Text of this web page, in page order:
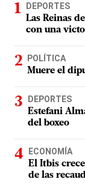
DEPORTES
Las Reinas
con una
POLÍTICA
Muere el
DEPORTES
Estefani
del boxeo
ECONOMÍA
El Itbis
de las